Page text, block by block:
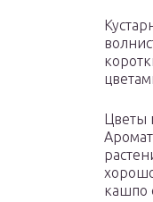
Цветы
кашпо